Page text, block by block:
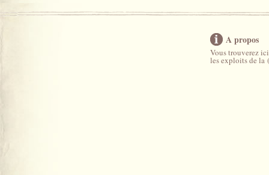
A propos
Vous trouverez
les exploits de